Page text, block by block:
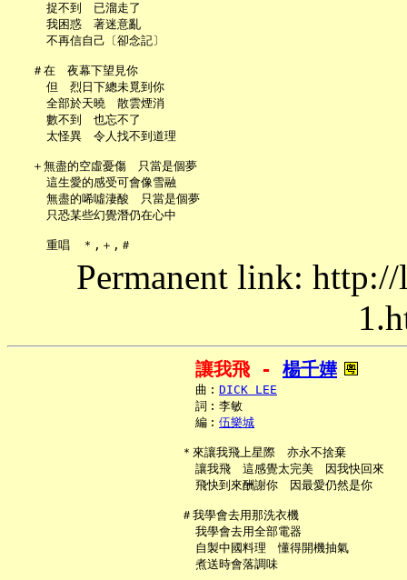
     捉不到　已溜走了
     我困惑　著迷意亂
     不再信自己〔卻念記〕
   ＃在　夜幕下望見你
     但　烈日下總未覓到你
     全部於天曉　散雲煙消
     數不到　也忘不了
     太怪異　令人找不到道理
   ＋無盡的空虛憂傷　只當是個夢
     這生愛的感受可會像雪融
     無盡的唏噓淒酸　只當是個夢
     只恐某些幻覺潛仍在心中
Permanent link:
讓我飛 - 楊千嬅
     曲︰
DICK LEE
     詞︰李敏
     編︰
伍樂城
   ＊來讓我飛上星際　亦永不捨棄
     讓我飛　這感覺太完美　因我快回來
     飛快到來酬謝你　因最愛仍然是你
   ＃我學會去用那洗衣機
     我學會去用全部電器
     自製中國料理　懂得開機抽氣
     煮送時會落調味